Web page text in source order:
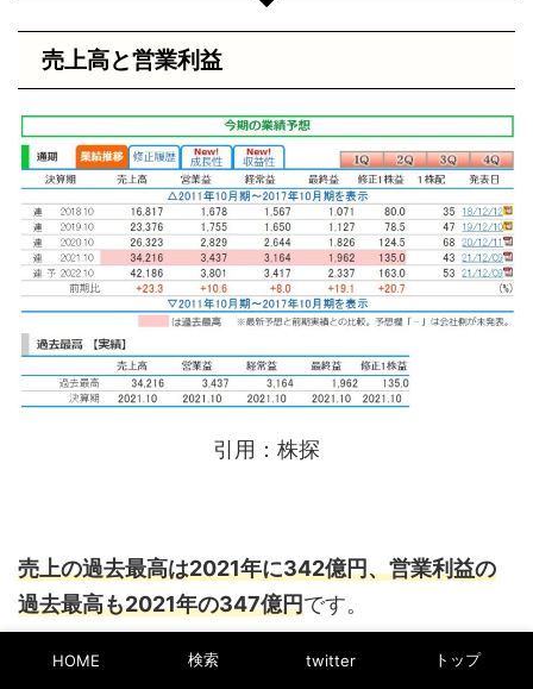
売上高と営業利益
引用：株探
売上の過去最高は2021年に342億円、営業利益の
過去最高も2021年の347億円です。
HOME 検索 twitter トップ